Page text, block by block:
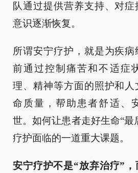
队通过提供营养支持、对
意识逐渐恢复。
所谓安宁疗护，就是为疾
前通过控制痛苦和不适症
理、精神等方面的照护和人
命质量，帮助患者舒适、
世。如何让患者走好生命“最
疗护面临的一道重大课题。
安宁疗护不是“放弃治疗”